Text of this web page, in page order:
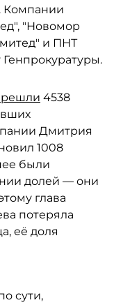
Компании
"Новомор
и ПНТ
4538
Дмитрия
1008
были
долей — они
глава
потеряла
её доля
сути,